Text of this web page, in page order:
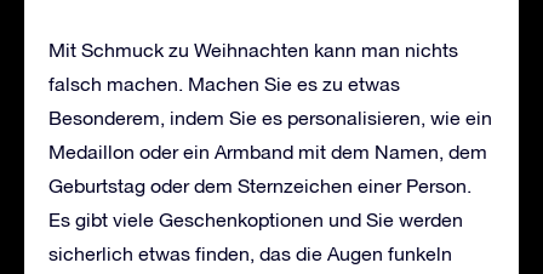
Mit Schmuck zu Weihnachten kann man nichts
falsch machen. Machen Sie es zu etwas
Besonderem, indem Sie es personalisieren, wie ein
Medaillon oder ein Armband mit dem Namen, dem
Geburtstag oder dem Sternzeichen einer Person.
Es gibt viele Geschenkoptionen und Sie werden
sicherlich etwas finden, das die Augen funkeln